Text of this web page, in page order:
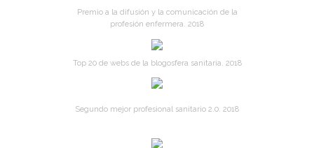
Premio a la difusión y la comunicación de la
profesión enfermera. 2018
Top 20 de webs de la blogosfera sanitaria. 2018
Segundo mejor profesional sanitario 2.0. 2018